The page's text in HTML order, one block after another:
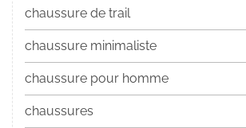
chaussure de trail
chaussure minimaliste
chaussure pour homme
chaussures